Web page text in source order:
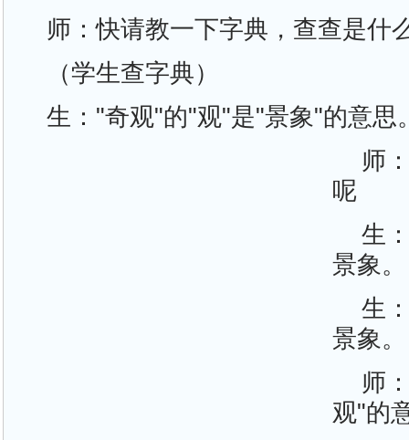
师：快请教一下字典，查查是什
（学生查字典）
生："奇观"的"观"是"景象"的意思
师
呢
生
景象。
生
景象。
师
观"的